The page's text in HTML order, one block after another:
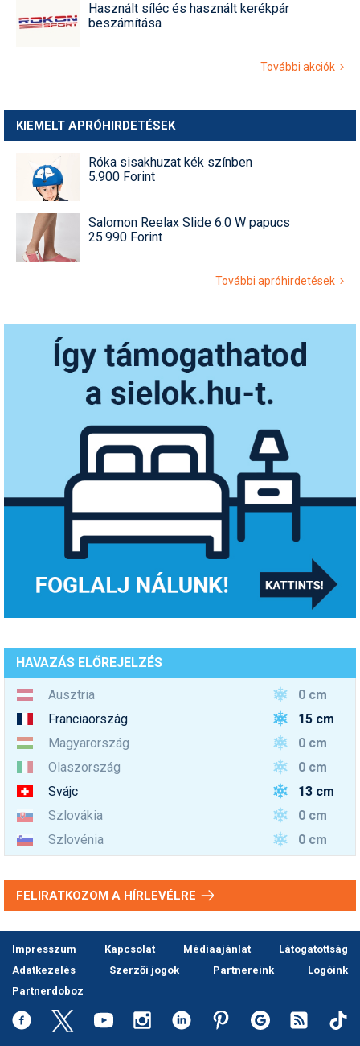
Használt síléc és használt kerékpár
beszámítása
További akciók
KIEMELT APRÓHIRDETÉSEK
Róka sisakhuzat kék színben
5.900 Forint
Salomon Reelax Slide 6.0 W papucs
25.990 Forint
További apróhirdetések
HAVAZÁS ELŐREJELZÉS
Ausztria
0 cm
Franciaország
15 cm
Magyarország
0 cm
Olaszország
0 cm
Svájc
13 cm
Szlovákia
0 cm
Szlovénia
0 cm
FELIRATKOZOM A HÍRLEVÉLRE
Impresszum Kapcsolat Médiaajánlat
Látogatottság
Adatkezelés
Szerzői jogok Partnereink
Logóink
Partnerdoboz